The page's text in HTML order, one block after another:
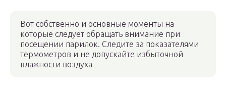
Вот собственно и основные моменты на
которые следует обращать внимание при
посещении парилок. Следите за показателями
термометров и не допускайте избыточной
влажности воздуха